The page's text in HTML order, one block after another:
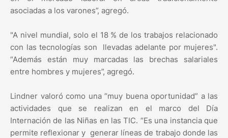
asociadas a los varones”, agregó.
"A nivel mundial, solo el 18 % de los trabajos relacionado
con las tecnologías son llevadas adelante por mujeres".
“Además están muy marcadas las brechas salariales
entre hombres y mujeres”, agregó.
Lindner valoró como una “muy buena oportunidad” a las
actividades que se realizan en el marco del Día
Internación de las Niñas en las TIC. “Es una instancia que
permite reflexionar y generar líneas de trabajo donde las